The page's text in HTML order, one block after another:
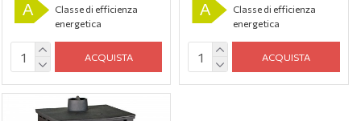
A
Classe di efficienza
energetica
ACQUISTA
A
Classe di efficienza
energetica
ACQUISTA